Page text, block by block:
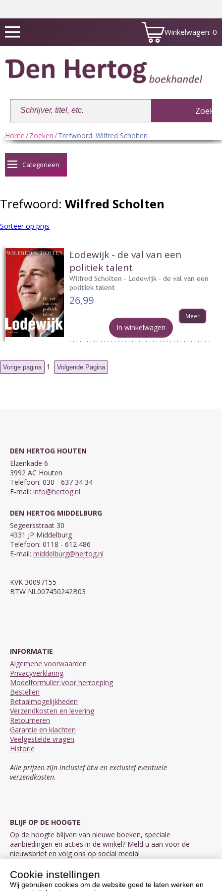
Winkelwagen: 0
Winkelwagen:0
Home/Zoeken/Trefwoord: Wilfred Scholten
Categorieën
Trefwoord: Wilfred Scholten
Sorteer op prijs
Lodewijk - de val van een
politiek talent
Wilfred Scholten - Lodewijk - de val van een
politiek talent
26,99
Meer
In winkelwagen
1
DEN HERTOG HOUTEN
Elzenkade 6
3992 AC Houten
Telefoon: 030 - 637 34 34
E-mail: info@hertog.nl
DEN HERTOG MIDDELBURG
Segeersstraat 30
4331 JP Middelburg
Telefoon: 0118 - 612 486
E-mail: middelburg@hertog.nl
KVK 30097155
BTW NL007450242B03
INFORMATIE
Algemene voorwaarden
Privacyverklaring
Modelformulier voor herroeping
Bestellen
Betaalmogelijkheden
Verzendkosten en levering
Retourneren
Garantie en klachten
Veelgestelde vragen
Historie
Alle prijzen zijn inclusief btw en exclusief eventuele
verzendkosten.
BLIJF OP DE HOOGTE
Op de hoogte blijven van nieuwe boeken, speciale
aanbiedingen en acties in de winkel? Meld u aan voor de
nieuwsbrief en volg ons op social media!
Aanmelden nieuwsbrief
Cookie instellingen
Wij gebruiken cookies om de website goed te laten werken en